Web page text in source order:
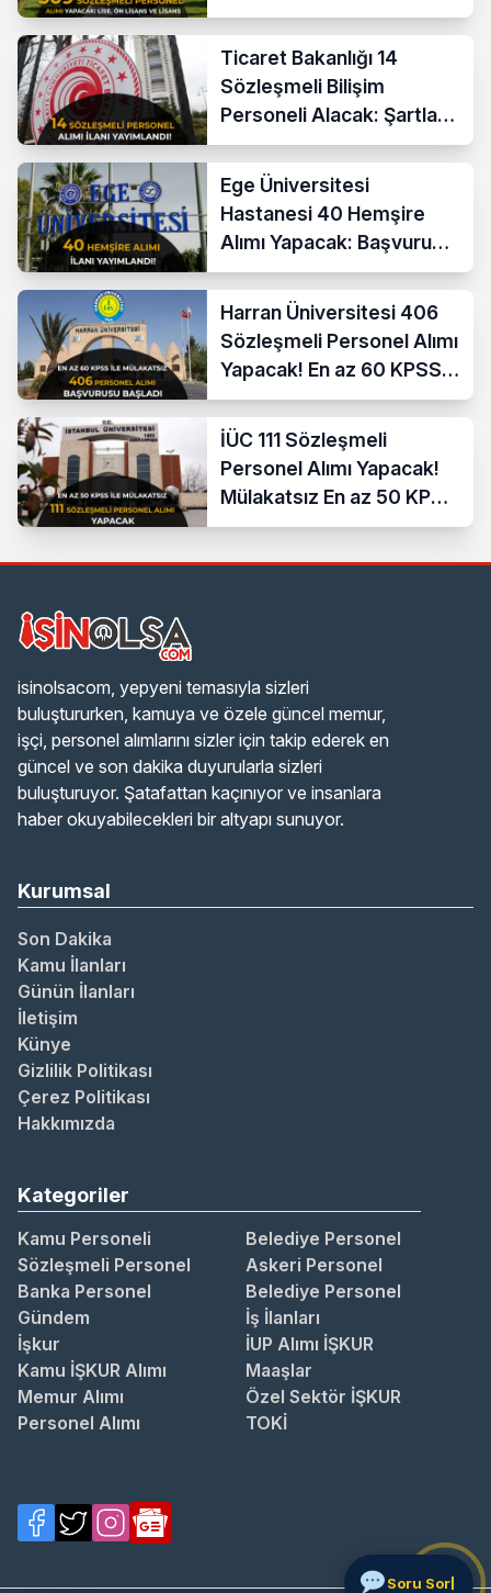
Ticaret Bakanlığı 14
Sözleşmeli Bilişim
Personeli Alacak: Şartlar
ve Ücretler
Ege Üniversitesi
Hastanesi 40 Hemşire
Alımı Yapacak: Başvuru
Şartları ve KPSS Puanı
Harran Üniversitesi 406
Sözleşmeli Personel Alımı
Yapacak! En az 60 KPSS
ve Lise
İÜC 111 Sözleşmeli
Personel Alımı Yapacak!
Mülakatsız En az 50 KPSS
ve Lise Mezunu
isinolsacom, yepyeni temasıyla sizleri
buluştururken, kamuya ve özele güncel memur,
işçi, personel alımlarını sizler için takip ederek en
güncel ve son dakika duyurularla sizleri
buluşturuyor. Şatafattan kaçınıyor ve insanlara
haber okuyabilecekleri bir altyapı sunuyor.
Kurumsal
Son Dakika
Kamu İlanları
Günün İlanları
İletişim
Künye
Gizlilik Politikası
Çerez Politikası
Hakkımızda
Kategoriler
Kamu Personeli
Belediye Personel
Sözleşmeli Personel
Askeri Personel
Banka Personel
Belediye Personel
Gündem
İş İlanları
İşkur
İUP Alımı İŞKUR
Kamu İŞKUR Alımı
Maaşlar
Memur Alımı
Özel Sektör İŞKUR
Personel Alımı
TOKİ
So